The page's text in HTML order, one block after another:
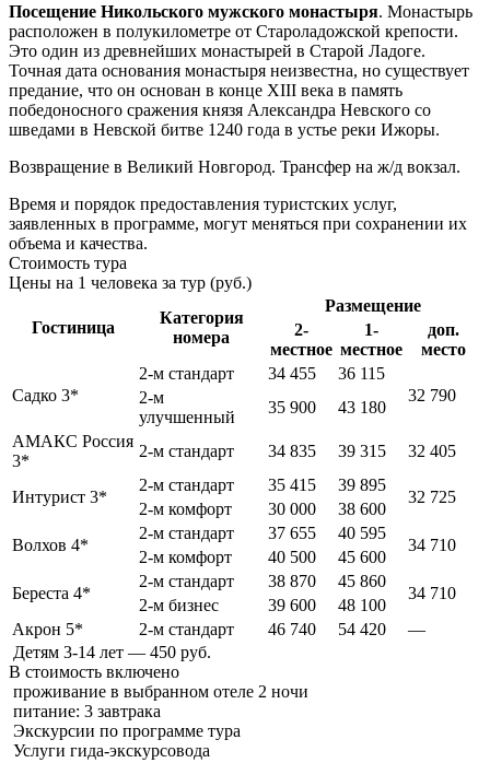
Посещение Никольского мужского монастыря. Монастырь
расположен в полукилометре от Староладожской крепости.
Это один из древнейших монастырей в Старой Ладоге.
Точная дата основания монастыря неизвестна, но существует
предание, что он основан в конце XIII века в память
победоносного сражения князя Александра Невского со
шведами в Невской битве 1240 года в устье реки Ижоры.
Возвращение в Великий Новгород. Трансфер на ж/д вокзал.
Время и порядок предоставления туристских услуг,
заявленных в программе, могут меняться при сохранении их
объема и качества.
Стоимость тура
Цены на 1 человека за тур (руб.)
Гостиница
Категория
номера
Размещение
2-
местное
1-
местное
доп.
место
Садко 3*
2-м стандарт 34 455
36 115
32 790
2-м
улучшенный
35 900
43 180
АМАКС Россия
3*
2-м стандарт 34 835 39 315 32 405
Интурист 3*
2-м стандарт 35 415 39 895
32 725
2-м комфорт 30 000
38 600
Волхов 4*
2-м стандарт 37 655 40 595
34 710
2-м комфорт 40 500
45 600
Береста 4*
2-м стандарт 38 870 45 860
34 710
2-м бизнес 39 600
48 100
Акрон 5*
2-м стандарт 46 740 54 420
—
Детям 3-14 лет — 450 руб.
В стоимость включено
проживание в выбранном отеле 2 ночи
питание: 3 завтрака
Экскурсии по программе тура
Услуги гида-экскурсовода